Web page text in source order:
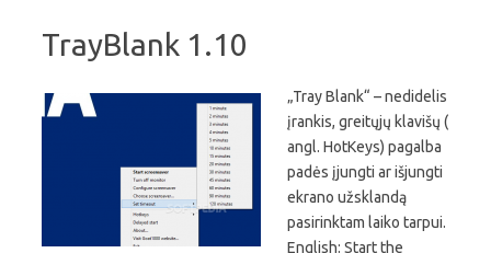
TrayBlank 1.10
„Tray Blank“ – nedidelis
įrankis, greitųjų klavišų (
angl. HotKeys) pagalba
padės įjungti ar išjungti
ekrano užsklandą
pasirinktam laiko tarpui.
English: Start the